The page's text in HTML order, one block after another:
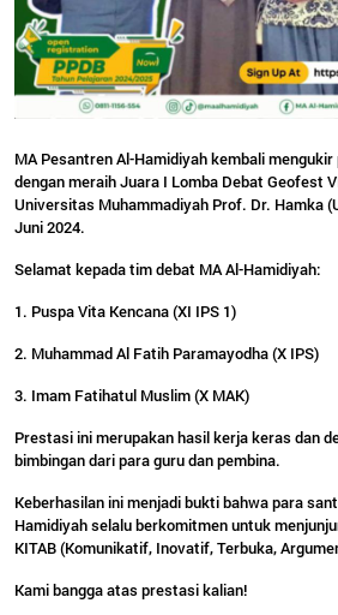
MA Pesantren Al-Hamidiyah kembali
dengan meraih Juara I Lomba Debat Geofest
Universitas Muhammadiyah Prof. Dr. Hamka
Juni 2024.
Selamat kepada tim debat MA Al-Hamidiyah:
1. Puspa Vita Kencana (XI IPS 1)
2. Muhammad Al Fatih Paramayodha (X IPS)
3. Imam Fatihatul Muslim (X MAK)
Prestasi ini merupakan hasil kerja keras dan
bimbingan dari para guru dan pembina.
Keberhasilan ini menjadi bukti bahwa para
Hamidiyah selalu berkomitmen untuk
KITAB (Komunikatif, Inovatif, Terbuka,
Kami bangga atas prestasi kalian!